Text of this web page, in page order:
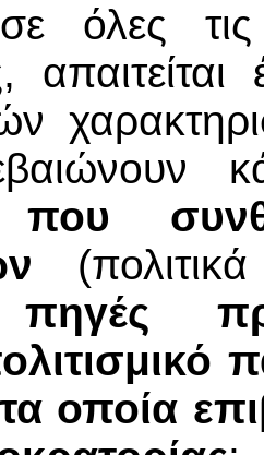
όλες τις
που
πηγές
οποία